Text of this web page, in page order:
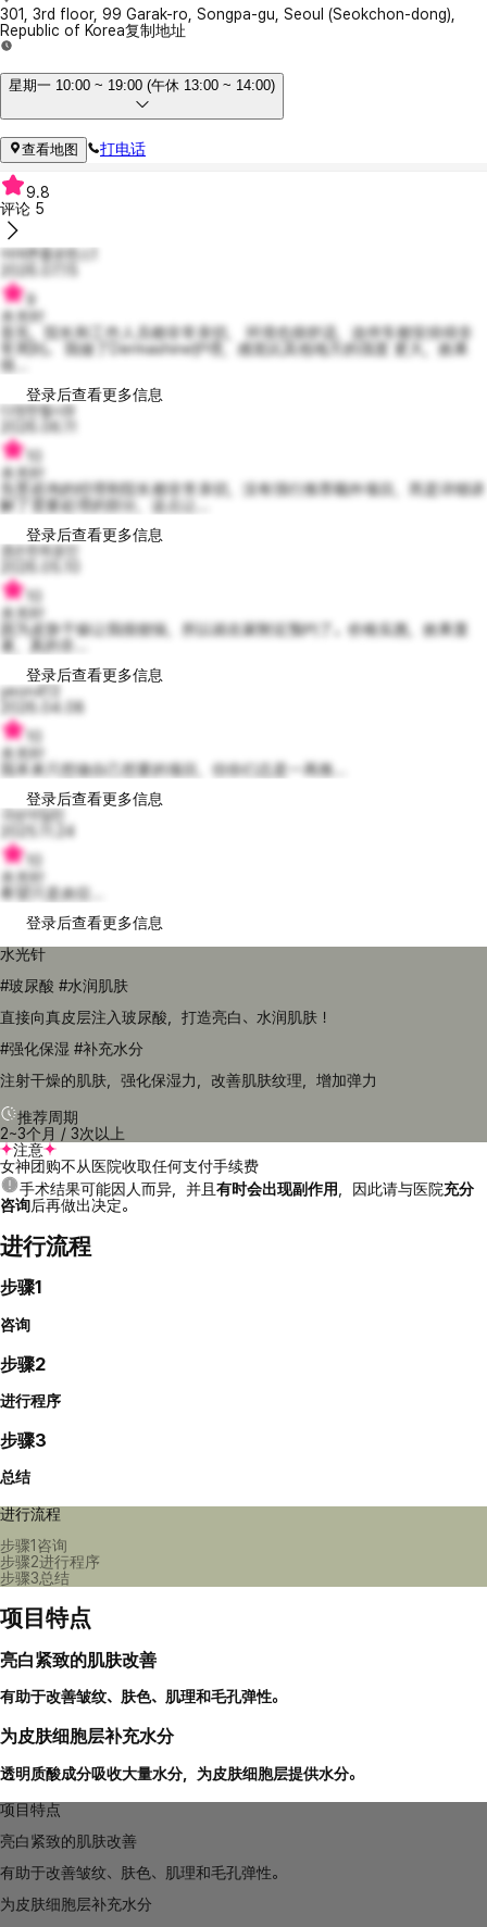
301, 3rd floor, 99 Garak-ro, Songpa-gu, Seoul (Seokchon-dong),
Republic of Korea复制地址
星期一 10:00 ~ 19:00 (午休 13:00 ~ 14:00)
查看地图 打电话
9.8
评论 5
어여쁜플로렌스1
2026.07.15
9
水光针
首先，院长和工作人员都非常亲切， 环境也很舒适，连停车都安排得非
常周到。 我做了Dermashine护理，感觉比其他地方的强度 更大，效果
很...
登录后查看更多信息
다정한첼시9
2026.06.11
水光针
负责咨询的经理和院长都非常亲切，没有强行推荐额外项目，而是详细讲
解了需要处理的部分，这点让...
登录后查看更多信息
겸손한최윤진
2026.05.10
水光针
因为皮肤干燥让我很烦恼，所以就在家附近预约了。价格实惠，效果显
著，真的非...
登录后查看更多信息
yeon413
2026.04.08
水光针
我本来只想做自己想要的项目，但你们总是一再推...
登录后查看更多信息
극성아일린
2025.11.24
水光针
希望只是炎症...
登录后查看更多信息
水光针
#玻尿酸 #水润肌肤
直接向真皮层注入玻尿酸，打造亮白、水润肌肤！
#强化保湿 #补充水分
注射干燥的肌肤，强化保湿力，改善肌肤纹理，增加弹力
推荐周期
2~3个月 / 3次以上
注意
女神团购不从医院收取任何支付手续费
手术结果可能因人而异，并且 有时会出现副作用，因此请与医院充分
咨询后再做出决定。
进行流程
步骤1
咨询
步骤2
进行程序
步骤3
总结
进行流程
步骤1 咨询
步骤2进行程序
步骤3总结
项目特点
亮白紧致的肌肤改善
有助于改善皱纹、肤色、肌理和毛孔弹性。
为皮肤细胞层补充水分
透明质酸成分吸收大量水分，为皮肤细胞层提供水分。
项目特点
亮白紧致的肌肤改善
有助于改善皱纹、肤色、肌理和毛孔弹性。
为皮肤细胞层补充水分